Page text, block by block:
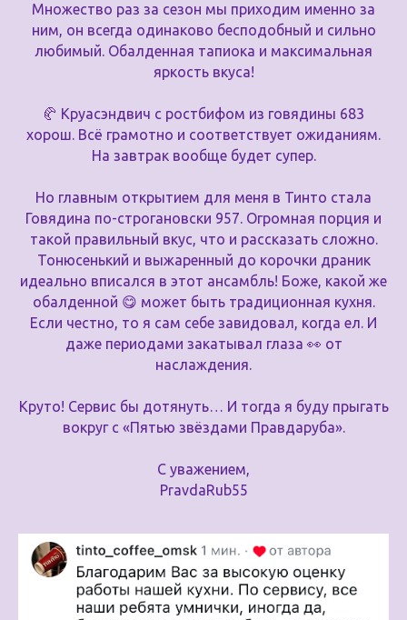
Множество раз за сезон мы приходим именно за
ним, он всегда одинаково бесподобный и сильно
любимый. Обалденная тапиока и максимальная
яркость вкуса!
🥐 Круасэндвич с ростбифом из говядины 683
хорош. Всё грамотно и соответствует ожиданиям.
На завтрак вообще будет супер.
Но главным открытием для меня в Тинто стала
Говядина по-строгановски 957. Огромная порция и
такой правильный вкус, что и рассказать сложно.
Тонюсенький и выжаренный до корочки драник
идеально вписался в этот ансамбль! Боже, какой же
обалденной 😋 может быть традиционная кухня.
Если честно, то я сам себе завидовал, когда ел. И
даже периодами закатывал глаза 👀 от
наслаждения.
Круто! Сервис бы дотянуть… И тогда я буду прыгать
вокруг с «Пятью звёздами Правдаруба».
С уважением,
PravdaRub55